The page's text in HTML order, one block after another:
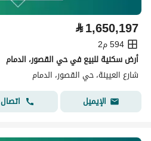
⃁1,650,197
594 م2
أرض سكنية للبيع في حي القصور، الدمام
شارع العيينة، حي القصور، الدمام
الإيميل
اتصال